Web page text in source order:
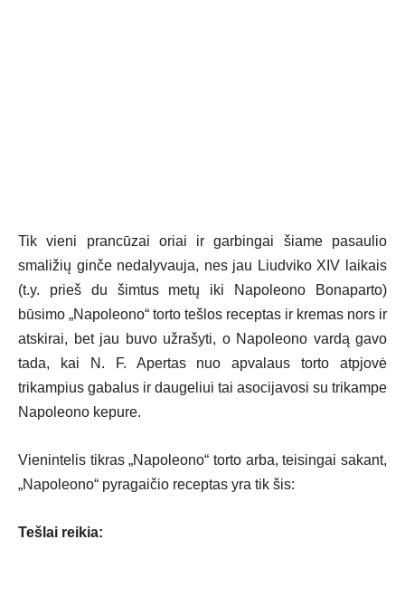
Tik vieni prancūzai oriai ir garbingai šiame pasaulio
smaližių ginče nedalyvauja, nes jau Liudviko XIV laikais
(t.y. prieš du šimtus metų iki Napoleono Bonaparto)
būsimo „Napoleono“ torto tešlos receptas ir kremas nors ir
atskirai, bet jau buvo užrašyti, o Napoleono vardą gavo
tada, kai N. F. Apertas nuo apvalaus torto atpjovė
trikampius gabalus ir daugeliui tai asocijavosi su trikampe
Napoleono kepure.
Vienintelis tikras „Napoleono“ torto arba, teisingai sakant,
„Napoleono“ pyragaičio receptas yra tik šis:
Tešlai reikia: